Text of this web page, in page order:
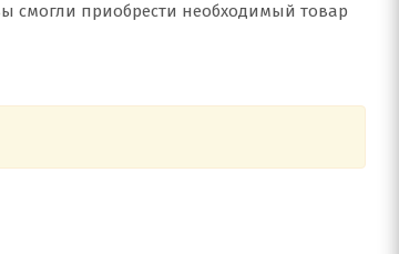
смогли приобрести необходимый товар